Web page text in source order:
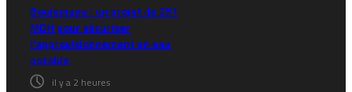
Boulemane : un projet de 251
MDH pour sécuriser
l’approvisionnement en eau
potable
il y a 2 heures